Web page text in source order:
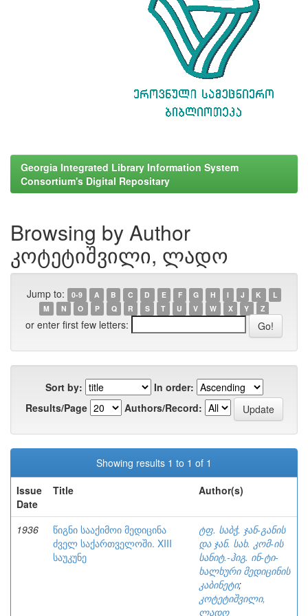
Georgia Integrated Library Information System
Consortium's Digital Repositary
Browsing by Author
კოტეტიშვილი, ლადო
Jump to: 0-9 A B C D E F G H I J K
L
M
N O P Q R S T U V W X Y Z
or enter first few letters:
Sort by:
In order:
Results/Page
Authors/Record:
Showing results 1 to 1 of 1
Issue
Date
Title Author(s)
1936
წიგნი სააქიმოი მედიცინა
ძველ საქართველოში. XIII
საუკუნე
ტფ. საბჭ. ჯან-განის
და ჯან. სახ. კომ-ის
სანიტ.-ჰიგ. ინ-ტი-
ხალხური მედიცინის
კაბინეტი;
კოტეტიშვილი,
ლადო